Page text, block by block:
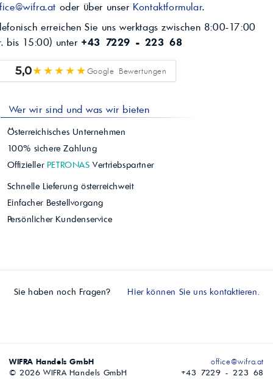
oder über unser Kontaktformular.
erreichen Sie uns werktags zwischen 8:00-17:00
bis 15:00) unter +43 7229 - 223 68
5,0★★★★★Google Bewertungen
Wer wir sind und was wir bieten
Österreichisches Unternehmen
100% sichere Zahlung
Offizieller PETRONAS Vertriebspartner
Schnelle Lieferung österreichweit
Einfacher Bestellvorgang
Persönlicher Kundenservice
Sie haben noch Fragen? Hier können Sie uns kontaktieren.
WIFRA Handels GmbH
© 2026 WIFRA Handels GmbH
office@wifra.at
+43 7229 - 223 68